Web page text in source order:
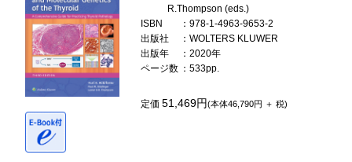
R.Thompson (eds.)
ISBN
：978-1-4963-9653-2
出版社
：WOLTERS KLUWER
出版年
：2020年
ページ数 ：533pp.
定価51,469円(本体46,790円 ＋ 税)